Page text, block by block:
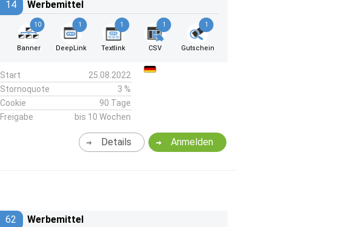
14 Werbemittel
10
Banner
1
DeepLink
1
Textlink
1
CSV
1
Gutschein
Start
25.08.2022
Stornoquote
3 %
Cookie
90 Tage
Freigabe
bis 10 Wochen
Anmelden
Details
62 Werbemittel